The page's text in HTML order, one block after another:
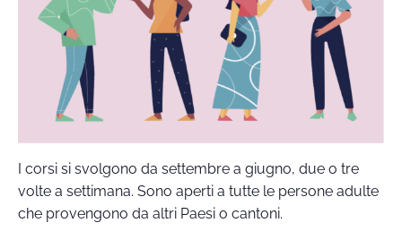
I corsi si svolgono da settembre a giugno, due o tre
volte a settimana. Sono aperti a tutte le persone adulte
che provengono da altri Paesi o cantoni.